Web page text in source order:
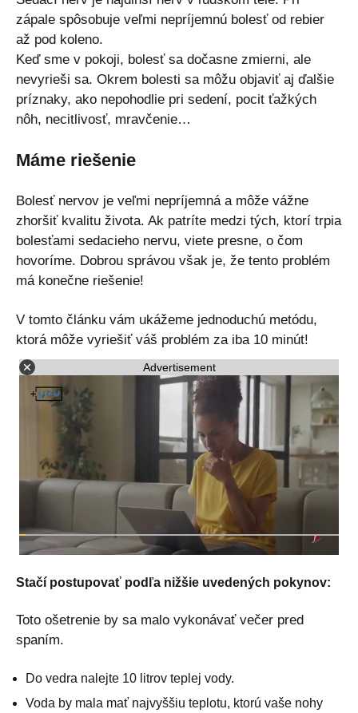
zápale spôsobuje veľmi nepríjemnú bolesť od rebier
až pod koleno.
Keď sme v pokoji, bolesť sa dočasne zmierni, ale
nevyrieši sa. Okrem bolesti sa môžu objaviť aj ďalšie
príznaky, ako nepohodlie pri sedení, pocit ťažkých
nôh, necitlivosť, mravčenie…
Máme riešenie
Bolesť nervov je veľmi nepríjemná a môže vážne
zhoršiť kvalitu života. Ak patríte medzi tých, ktorí trpia
bolesťami sedacieho nervu, viete presne, o čom
hovoríme. Dobrou správou však je, že tento problém
má konečne riešenie!
V tomto článku vám ukážeme jednoduchú metódu,
ktorá môže vyriešiť váš problém za iba 10 minút!
Advertisement
Stačí postupovať podľa nižšie uvedených pokynov:
Toto ošetrenie by sa malo vykonávať večer pred
spaním.
Do vedra nalejte 10 litrov teplej vody.
Voda by mala mať najvyššiu teplotu, ktorú vaše nohy